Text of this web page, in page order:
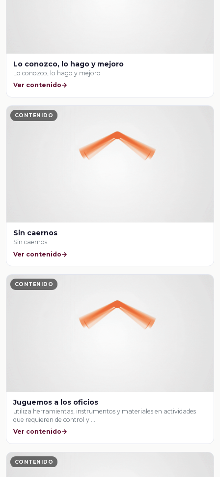
Lo conozco, lo hago y mejoro
Lo conozco, lo hago y mejoro
Ver contenido
CONTENIDO
Sin caernos
Sin caernos
Ver contenido
CONTENIDO
Juguemos a los oficios
utiliza herramientas, instrumentos y materiales en actividades
que requieren de control y …
Ver contenido
CONTENIDO